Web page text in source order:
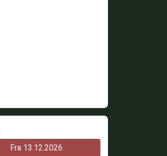
Fra 13.12.2026